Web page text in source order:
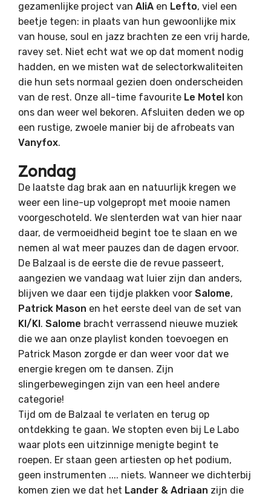
gezamenlijke project van AliA en Lefto, viel een
beetje tegen: in plaats van hun gewoonlijke mix
van house, soul en jazz brachten ze een vrij harde,
ravey set. Niet echt wat we op dat moment nodig
hadden, en we misten wat de selectorkwaliteiten
die hun sets normaal gezien doen onderscheiden
van de rest. Onze all-time favourite Le Motel kon
ons dan weer wel bekoren. Afsluiten deden we op
een rustige, zwoele manier bij de afrobeats van
Vanyfox.
Zondag
De laatste dag brak aan en natuurlijk kregen we
weer een line-up volgepropt met mooie namen
voorgeschoteld. We slenterden wat van hier naar
daar, de vermoeidheid begint toe te slaan en we
nemen al wat meer pauzes dan de dagen ervoor.
De Balzaal is de eerste die de revue passeert,
aangezien we vandaag wat luier zijn dan anders,
blijven we daar een tijdje plakken voor Salome,
Patrick Mason en het eerste deel van de set van
KI/KI. Salome bracht verrassend nieuwe muziek
die we aan onze playlist konden toevoegen en
Patrick Mason zorgde er dan weer voor dat we
energie kregen om te dansen. Zijn
slingerbewegingen zijn van een heel andere
categorie!
Tijd om de Balzaal te verlaten en terug op
ontdekking te gaan. We stopten even bij Le Labo
waar plots een uitzinnige menigte begint te
roepen. Er staan geen artiesten op het podium,
geen instrumenten .... niets. Wanneer we dichterbij
komen zien we dat het Lander & Adriaan zijn die